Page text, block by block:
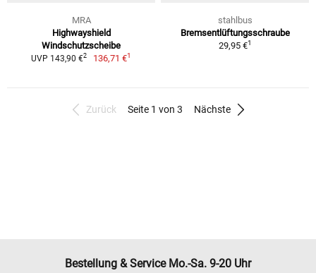
MRA
Highwayshield
Windschutzscheibe
UVP 143,90 €2 136,71 €1
stahlbus
Bremsentlüftungsschraube
29,95 €1
Zurück Seite 1 von 3 Nächste
Bestellung & Service Mo.-Sa. 9-20 Uhr